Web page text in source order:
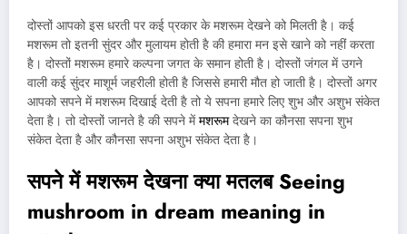
दोस्तों आपको इस धरती पर कई प्रकार के मशरूम देखने को मिलती है। कई
मशरूम तो इतनी सुंदर और मुलायम होती है की हमारा मन इसे खाने को नहीं करता
है। दोस्तों मशरूम हमारे कल्पना जगत के समान होती है। दोस्तों जंगल में उगने
वाली कई सुंदर माशूर्म जहरीली होती है जिससे हमारी मौत हो जाती है। दोस्तों अगर
आपको सपने में मशरूम दिखाई देती है तो ये सपना हमारे लिए शुभ और अशुभ संकेत
देता है। तो दोस्तों जानते है की सपने मेंमशरूमदेखने का कौनसा सपना शुभ
संकेत देता है और कौनसा सपना अशुभ संकेत देता है।
सपने में मशरूम देखना क्या मतलबSeeing
mushroom in dream meaning in